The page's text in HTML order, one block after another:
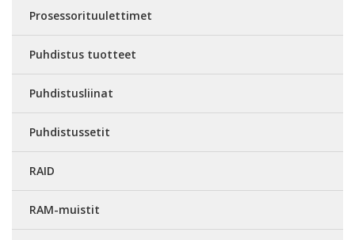
Prosessorituulettimet
Puhdistus tuotteet
Puhdistusliinat
Puhdistussetit
RAID
RAM-muistit